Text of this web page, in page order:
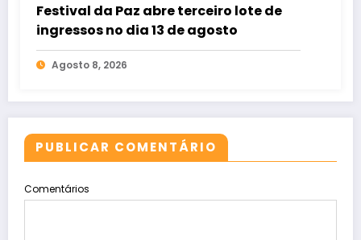
Festival da Paz abre terceiro lote de
ingressos no dia 13 de agosto
Agosto 8, 2026
PUBLICAR COMENTÁRIO
Comentários